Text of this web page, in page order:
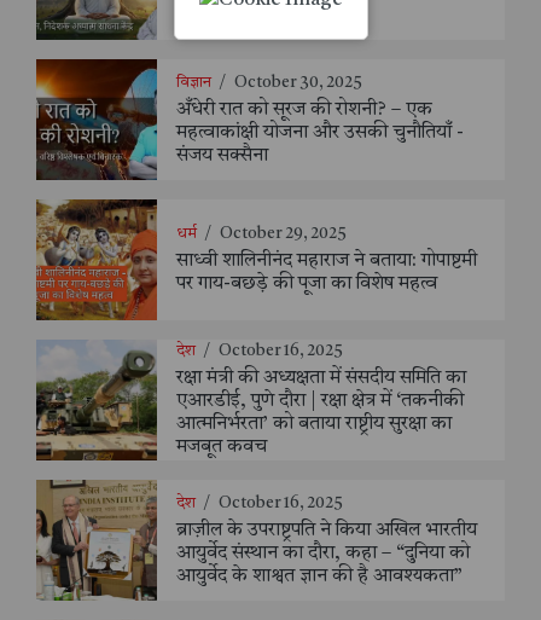
सी जैन
विज्ञान / October 30, 2025
अँधेरी रात को सूरज की रोशनी? – एक
महत्वाकांक्षी योजना और उसकी चुनौतियाँ -
संजय सक्सैना
धर्म / October 29, 2025
साध्वी शालिनीनंद महाराज ने बताया: गोपाष्टमी
पर गाय-बछड़े की पूजा का विशेष महत्व
देश / October 16, 2025
रक्षा मंत्री की अध्यक्षता में संसदीय समिति का
एआरडीई, पुणे दौरा | रक्षा क्षेत्र में ‘तकनीकी
आत्मनिर्भरता’ को बताया राष्ट्रीय सुरक्षा का
मजबूत कवच
देश / October 16, 2025
ब्राज़ील के उपराष्ट्रपति ने किया अखिल भारतीय
आयुर्वेद संस्थान का दौरा, कहा – “दुनिया को
आयुर्वेद के शाश्वत ज्ञान की है आवश्यकता”